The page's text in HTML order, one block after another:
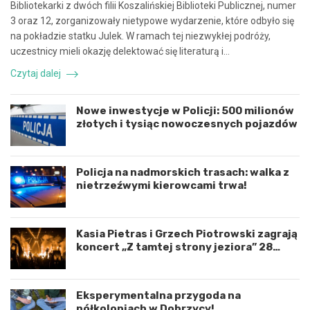
a
c
ę
i
k
o
o
r
d
y
n
a
c
j
ę
r
z
w
o
j
u
m
e
z
d
a
r
z
e
n
i
e
d
r
o
g
o
w
p
o
d
K
o
s
Bibliotekarki z dwóch filii Koszalińskiej Biblioteki Publicznej, numer
3 oraz 12, zorganizowały nietypowe wydarzenie, które odbyło się
na pokładzie statku Julek. W ramach tej niezwykłej podróży,
uczestnicy mieli okazję delektować się literaturą i…
Czytaj dalej
Nowe inwestycje w Policji: 500 milionów
złotych i tysiąc nowoczesnych pojazdów
Policja na nadmorskich trasach: walka z
nietrzeźwymi kierowcami trwa!
Kasia Pietras i Grzech Piotrowski zagrają
koncert „Z tamtej strony jeziora” 28
Eksperymentalna przygoda na